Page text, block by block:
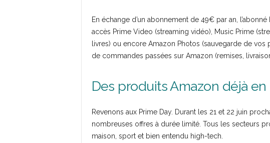
En échange d’un abonnement de 49€ par an,
accès Prime Video (streaming vidéo), Music Prime
livres) ou encore Amazon Photos (sauvegarde de
de commandes passées sur Amazon (remises,
Des produits Amazon déjà
Revenons aux Prime Day. Durant les 21 et 22 juin
nombreuses offres à durée limité. Tous les secteurs
maison, sport et bien entendu high-tech.